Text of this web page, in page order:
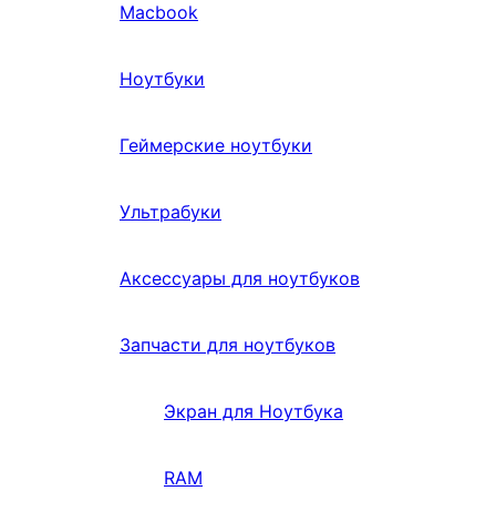
Macbook
Ноутбуки
Геймерские ноутбуки
Ультрабуки
Аксессуары для ноутбуков
Запчасти для ноутбуков
Экран для Ноутбука
RAM